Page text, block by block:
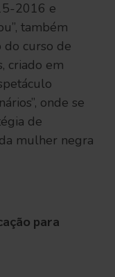
2016 e
também
curso de
criado em
onde se
de
mulher negra
para